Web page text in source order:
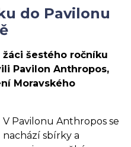
do Pavilonu
žáci šestého ročníku
Pavilon Anthropos,
Moravského
V Pavilonu Anthropos se
nachází sbírky a